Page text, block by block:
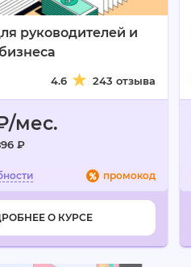
руководителей и
4.6 243 отзыва
мес.
₽
промокод
О КУРСЕ